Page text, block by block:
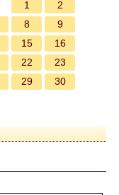
1
2
8
9
15
16
22
23
29
30